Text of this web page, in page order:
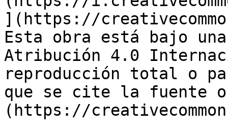
](https://
Esta obra está bajo
Atribución 4.0
reproducción total o
que se cite la fuente
(https://